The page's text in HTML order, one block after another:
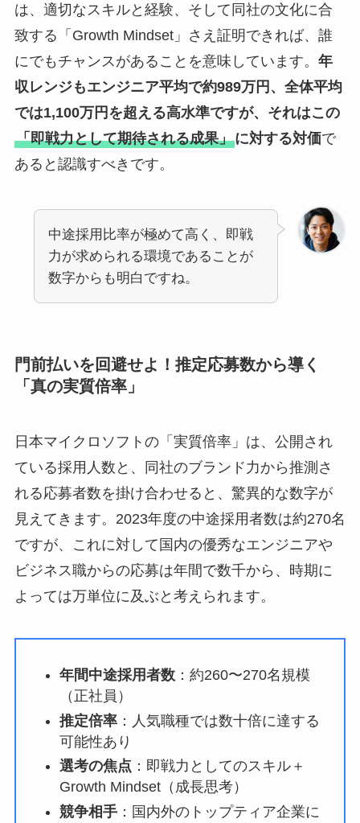
は、適切なスキルと経験、そして同社の文化に合
致する「Growth Mindset」さえ証明できれば、誰
にでもチャンスがあることを意味しています。 年
収レンジもエンジニア平均で約989万円、全体平均
では1,100万円を超える高水準ですが、それはこの
「即戦力として期待される成果」に対する対価で
あると認識すべきです。
中途採用比率が極めて高く、即戦
力が求められる環境であることが
数字からも明白ですね。
門前払いを回避せよ！推定応募数から導く
「真の実質倍率」
日本マイクロソフトの「実質倍率」は、公開され
ている採用人数と、同社のブランド力から推測さ
れる応募者数を掛け合わせると、驚異的な数字が
見えてきます。2023年度の中途採用者数は約270名
ですが、これに対して国内の優秀なエンジニアや
ビジネス職からの応募は年間で数千から、時期に
よっては万単位に及ぶと考えられます。
年間中途採用者数：約260〜270名規模
（正社員）
推定倍率：人気職種では数十倍に達する
可能性あり
選考の焦点 ：即戦力としてのスキル＋
Growth Mindset（成長思考）
競争相手：国内外のトップティア企業に